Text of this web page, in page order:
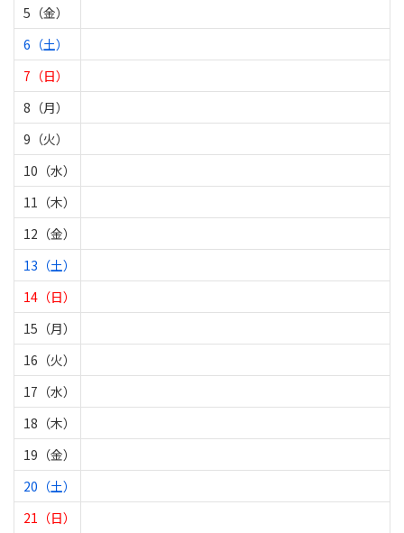
5（金）
6（土）
7（日）
8（月）
9（火）
10（水）
11（木）
12（金）
13（土）
14（日）
15（月）
16（火）
17（水）
18（木）
19（金）
20（土）
21（日）